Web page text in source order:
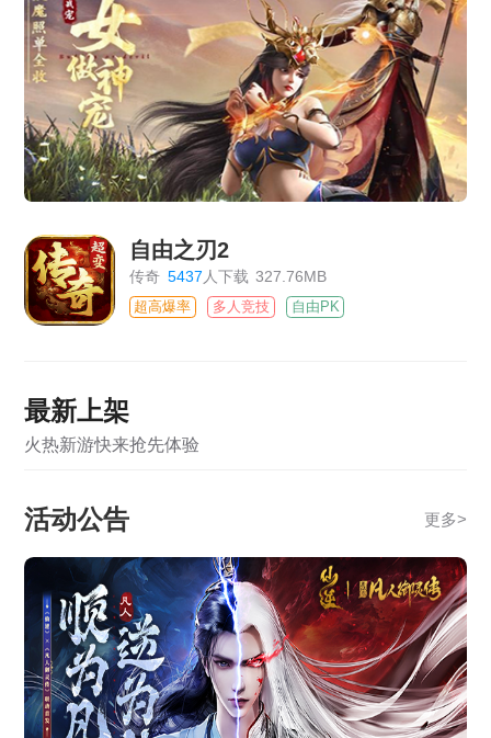
自由之刃2
传奇 5437人下载 327.76MB
超高爆率 多人竞技 自由PK
最新上架
火热新游快来抢先体验
活动公告 更多>